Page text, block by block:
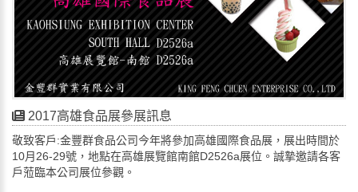
2017高雄食品展參展訊息
敬致客戶:金豐群食品公司今年將參加高雄國際食品展，展出時間於
10月26-29號，地點在高雄展覽館南館D2526a展位。誠摯邀請各客
戶蒞臨本公司展位參觀。